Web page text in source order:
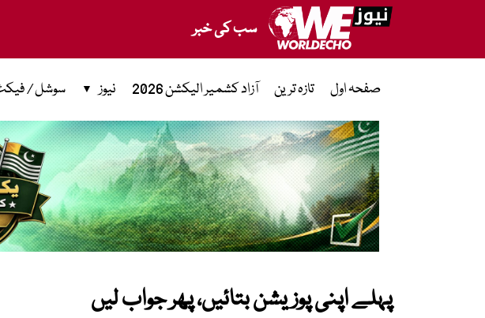
سب کی خبر
صفحہ اول تازہ ترین آزاد کشمیر الیکشن 2026 نیوز سوشل /
پہلے اپنی پوزیشن بتائیں، پھر جواب لیں